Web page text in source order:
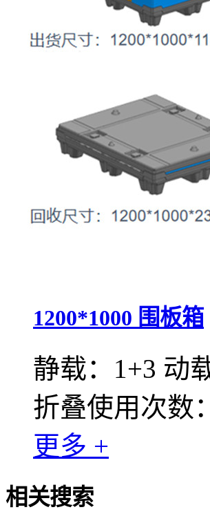
1200*1000 围板箱
静载：1+3 动
折叠使用次数
更多 +
相关搜索